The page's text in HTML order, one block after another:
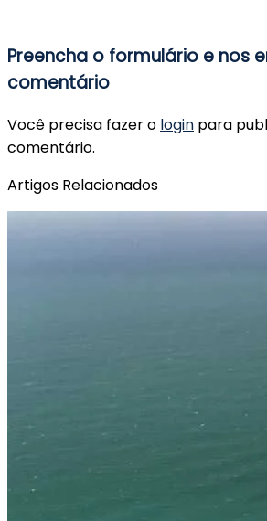
Preencha o formulário e nos
comentário
Você precisa fazer o login para
comentário.
Artigos Relacionados